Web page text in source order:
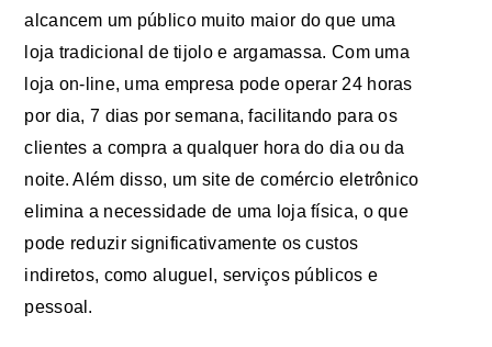
alcancem um público muito maior do que uma
loja tradicional de tijolo e argamassa. Com uma
loja on-line, uma empresa pode operar 24 horas
por dia, 7 dias por semana, facilitando para os
clientes a compra a qualquer hora do dia ou da
noite. Além disso, um site de comércio eletrônico
elimina a necessidade de uma loja física, o que
pode reduzir significativamente os custos
indiretos, como aluguel, serviços públicos e
pessoal.